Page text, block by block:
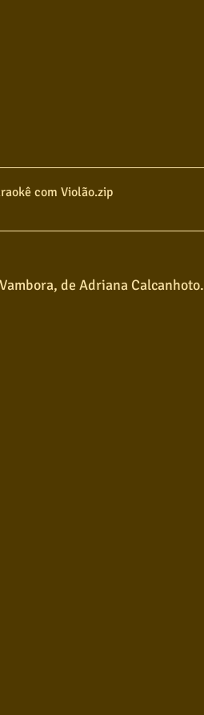
Calcanhoto - Vambora - Karaokê com Violão.zip
de Adriana Calcanhoto.